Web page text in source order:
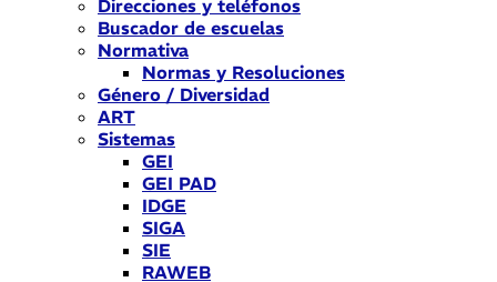
Direcciones y teléfonos
Buscador de escuelas
Normativa
Normas y Resoluciones
Género / Diversidad
ART
Sistemas
GEI
GEI PAD
IDGE
SIGA
SIE
RAWEB